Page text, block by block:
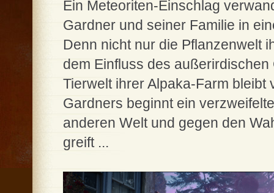
Ein Meteoriten-Einschlag
Gardner und seiner Familie in
Denn nicht nur die Pflanzenwelt
dem Einfluss des
Tierwelt ihrer Alpaka-Farm
Gardners beginnt ein
anderen Welt und gegen den
greift ...